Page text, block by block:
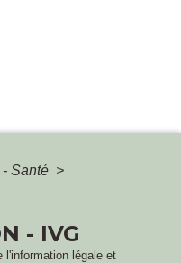
Santé >
- IVG
l'information légale et